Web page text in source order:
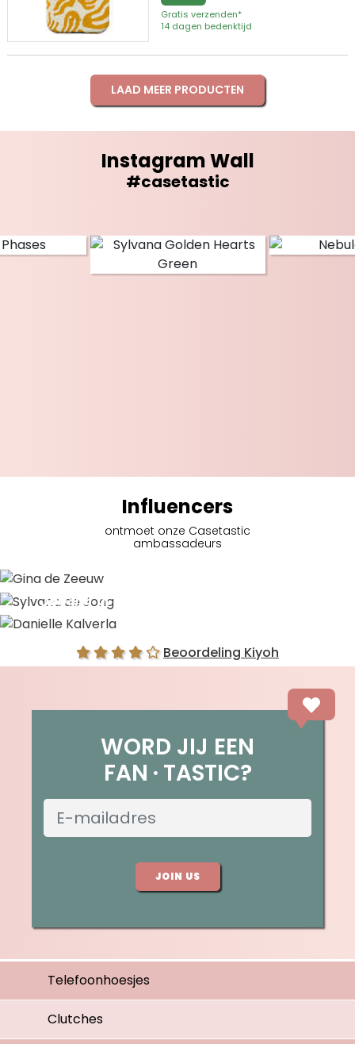
Gratis verzenden*
14 dagen bedenktijd
LAAD MEER PRODUCTEN
Instagram Wall
#casetastic
Influencers
ontmoet onze Casetastic
ambassadeurs
Sylvana de Jong
Beoordeling Kiyoh
WORD JIJ EEN
FAN TASTIC?
JOIN US
Telefoonhoesjes
Clutches